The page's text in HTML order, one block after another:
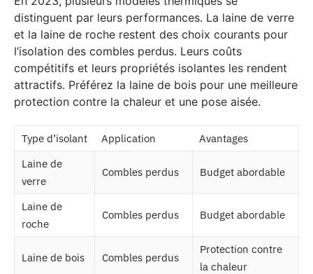
distinguent par leurs performances. La laine de verre
et la laine de roche restent des choix courants pour
l’isolation des combles perdus. Leurs coûts
compétitifs et leurs propriétés isolantes les rendent
attractifs. Préférez la laine de bois pour une meilleure
protection contre la chaleur et une pose aisée.
Type d’isolant Application
Avantages
Laine de
verre
Combles perdus Budget abordable
Laine de
roche
Combles perdus Budget abordable
Laine de bois Combles perdus
Protection contre
la chaleur